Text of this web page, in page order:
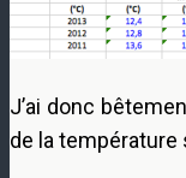
J’ai donc
de la température